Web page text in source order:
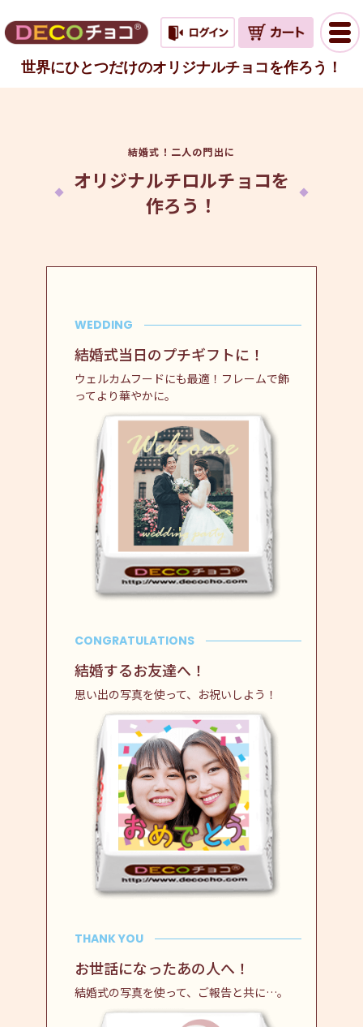
世界にひとつだけのオリジナルチョコを作ろう！
結婚式！二人の門出に
オリジナルチロルチョコを
作ろう！
WEDDING
結婚式当日のプチギフトに！
ウェルカムフードにも最適！フレームで飾
ってより華やかに。
CONGRATULATIONS
結婚するお友達へ！
思い出の写真を使って、お祝いしよう！
THANK YOU
お世話になったあの人へ！
結婚式の写真を使って、ご報告と共に…。